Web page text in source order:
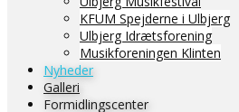
KFUM Spejderne i Ulbjerg
Ulbjerg Idrætsforening
Musikforeningen Klinten
Nyheder
Galleri
Formidlingscenter